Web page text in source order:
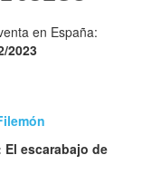
en España:
2023
escarabajo de